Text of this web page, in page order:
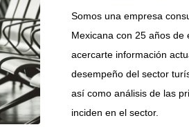
Somos una empresa
Mexicana con 25 años de
acercarte información
desempeño del sector
así como análisis de las
inciden en el sector.